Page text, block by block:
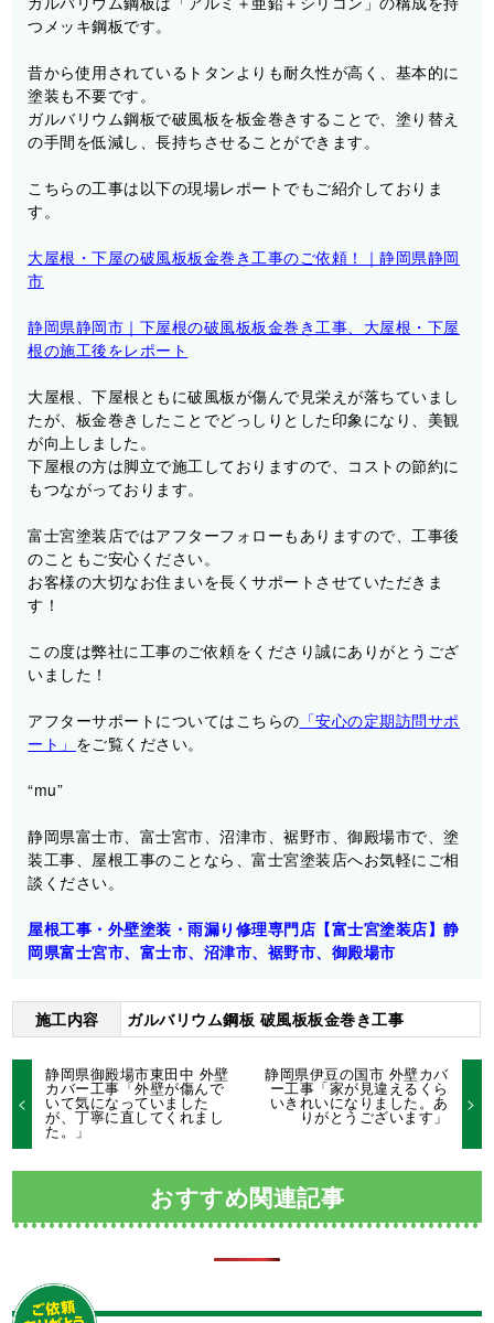
つメッキ鋼板です。
昔から使用されているトタンよりも耐久性が高く、基本的に
塗装も不要です。
ガルバリウム鋼板で破風板を板金巻きすることで、塗り替え
の手間を低減し、長持ちさせることができます。
こちらの工事は以下の現場レポートでもご紹介しておりま
す。
大屋根・下屋の破風板板金巻き工事のご依頼！｜静岡県静岡
市
静岡県静岡市｜下屋根の破風板板金巻き工事、大屋根・下屋
根の施工後をレポート
大屋根、下屋根ともに破風板が傷んで見栄えが落ちていまし
たが、板金巻きしたことでどっしりとした印象になり、美観
が向上しました。
下屋根の方は脚立で施工しておりますので、コストの節約に
もつながっております。
富士宮塗装店ではアフターフォローもありますので、工事後
のこともご安心ください。
お客様の大切なお住まいを長くサポートさせていただきま
す！
この度は弊社に工事のご依頼をくださり誠にありがとうござ
いました！
アフターサポートについてはこちらの 「安心の定期訪問サポ
ート」 をご覧ください。
“mu”
静岡県富士市、富士宮市、沼津市、裾野市、御殿場市で、塗
装工事、屋根工事のことなら、富士宮塗装店へお気軽にご相
談ください。
屋根工事・外壁塗装・雨漏り修理専門店【富士宮塗装店】静
岡県富士宮市、富士市、沼津市、裾野市、御殿場市
施工内容 ガルバリウム鋼板 破風板板金巻き工事
静岡県御殿場市東田中 外壁
カバー工事「外壁が傷んで
いて気になっていました
が、丁寧に直してくれまし
た。」
静岡県伊豆の国市 外壁カバ
ー工事「家が見違えるくら
いきれいになりました。あ
りがとうございます」
おすすめ関連記事